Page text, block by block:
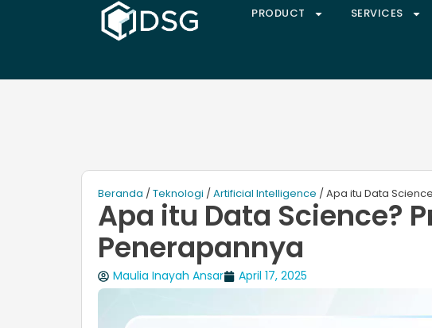
PRODUCT SERVICES
Beranda /Teknologi /Artificial Intelligence / Apa itu Data
Apa itu Data Science?
Penerapannya
Maulia Inayah Ansar April 17, 2025